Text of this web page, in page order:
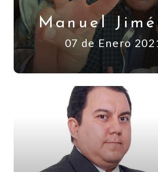
Manuel
07 de Enero